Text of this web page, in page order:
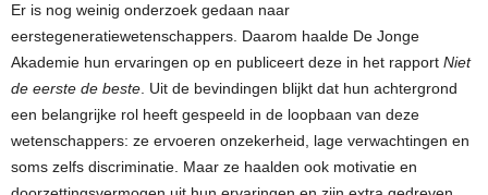
Er is nog weinig onderzoek gedaan naar
eerstegeneratiewetenschappers. Daarom haalde De Jonge
Akademie hun ervaringen op en publiceert deze in het rapport Niet
de eerste de beste. Uit de bevindingen blijkt dat hun achtergrond
een belangrijke rol heeft gespeeld in de loopbaan van deze
wetenschappers: ze ervoeren onzekerheid, lage verwachtingen en
soms zelfs discriminatie. Maar ze haalden ook motivatie en